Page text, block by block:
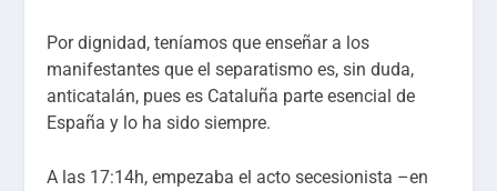
Por dignidad, teníamos que enseñar a los
manifestantes que el separatismo es, sin duda,
anticatalán, pues es Cataluña parte esencial de
España y lo ha sido siempre.
A las 17:14h, empezaba el acto secesionista –en